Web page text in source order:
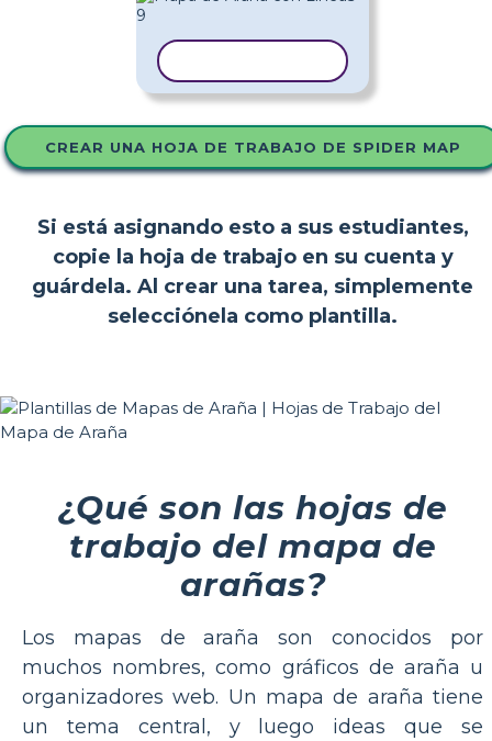
CREAR UNA HOJA DE TRABAJO DE SPIDER MAP
Si está asignando esto a sus estudiantes,
copie la hoja de trabajo en su cuenta y
guárdela. Al crear una tarea, simplemente
selecciónela como plantilla.
¿Qué son las hojas de
trabajo del mapa de
arañas?
Los mapas de araña son conocidos por
muchos nombres, como gráficos de araña u
organizadores web. Un mapa de araña tiene
un tema central, y luego ideas que se